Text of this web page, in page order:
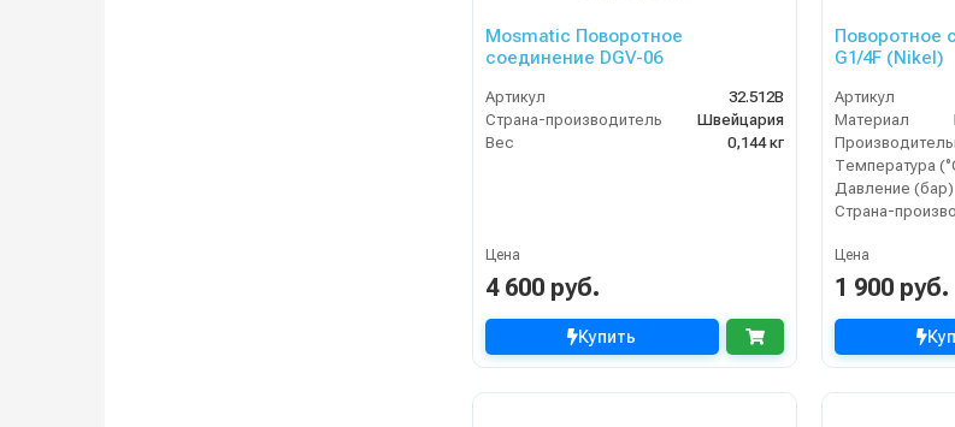
Mosmatic Поворотное
соединение DGV-06
Артикул
32.512B
Страна-производитель
Швейцария
Вес
0,144 кг
Цена
4 600 руб.
Купить
Поворотное
G1/4F (Nikel)
Артикул
Материал
Температура
Давление (бар)
Страна-
Цена
1 900 руб.